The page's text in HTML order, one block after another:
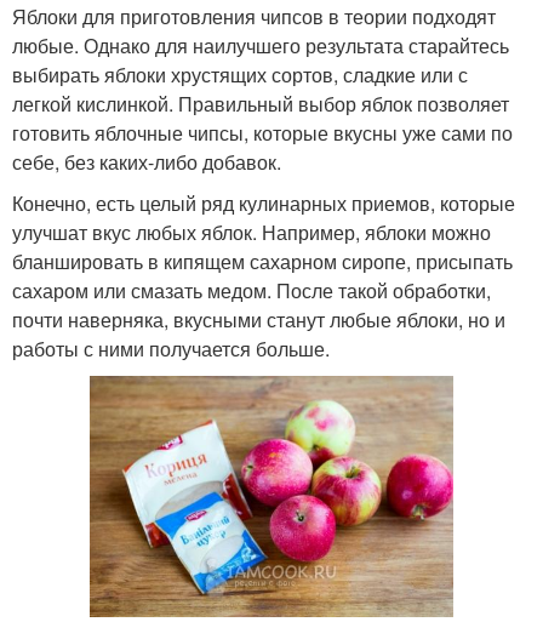
Яблоки для приготовления чипсов в теории подходят
любые. Однако для наилучшего результата старайтесь
выбирать яблоки хрустящих сортов, сладкие или с
легкой кислинкой. Правильный выбор яблок позволяет
готовить яблочные чипсы, которые вкусны уже сами по
себе, без каких-либо добавок.
Конечно, есть целый ряд кулинарных приемов, которые
улучшат вкус любых яблок. Например, яблоки можно
бланшировать в кипящем сахарном сиропе, присыпать
сахаром или смазать медом. После такой обработки,
почти наверняка, вкусными станут любые яблоки, но и
работы с ними получается больше.